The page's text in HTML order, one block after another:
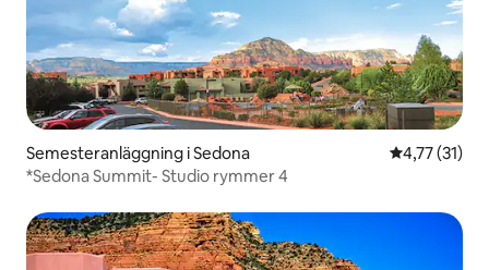
Semesteranläggning i Sedona 4,77 av 5 i
4,77 (31)
*Sedona Summit- Studio rymmer 4